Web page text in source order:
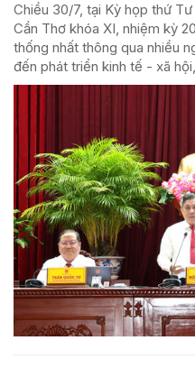
Chiều 30/7, tại Kỳ họp thứ
Cần Thơ khóa XI, nhiệm kỳ
thống nhất thông qua nhiều
đến phát triển kinh tế - xã